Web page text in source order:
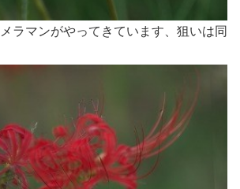
ラマンがやってきています、狙いは同